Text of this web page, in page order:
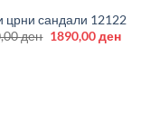
црни сандали 12122
ден Original
1890,00ден